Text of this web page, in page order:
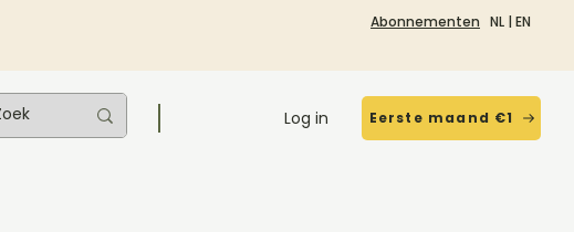
Abonnementen NL | EN
Log in Eerste maand €1